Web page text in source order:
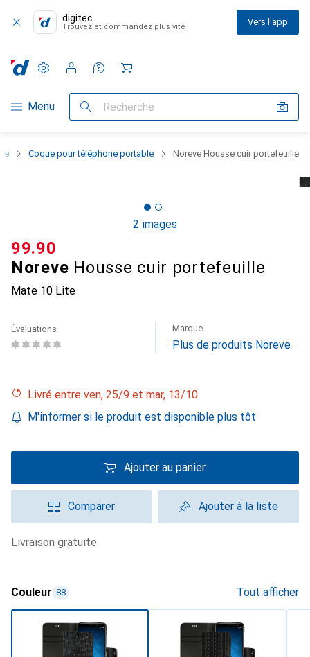
digitec
Trouvez et commandez plus vite Vers l'app
Navigation par catégorie
Menu Recherche
Paramètres
Compte client
Listes de comparaison
Listes d'envies
Panier
Coque pour téléphone portable Noreve Housse cuir portefeuille
2 images
Noreve Housse cuir portefeuille
Mate 10 Lite
CHF
99.90
Évaluations Marque
Plus de produits Noreve
Livré entre ven, 25/9 et mar, 13/10
M'informer si le produit est disponible plus tôt
Ajouter au panier
Comparer Ajouter à la liste
livraison gratuite
Couleur 88 Tout afficher